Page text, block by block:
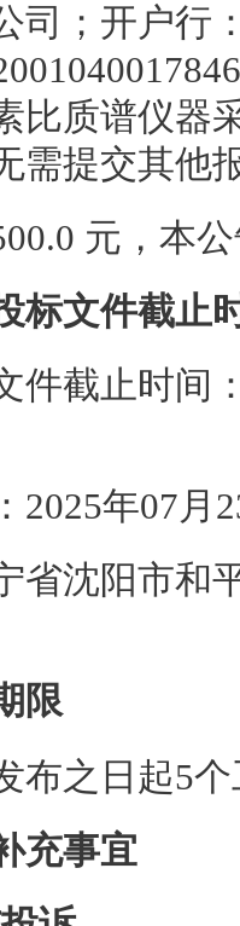
司；开户行
比质谱仪器
需提交其他
元，本
标文件截止
件截止时间
2025年07月
省沈阳市和
限
布之日起5
充事宜